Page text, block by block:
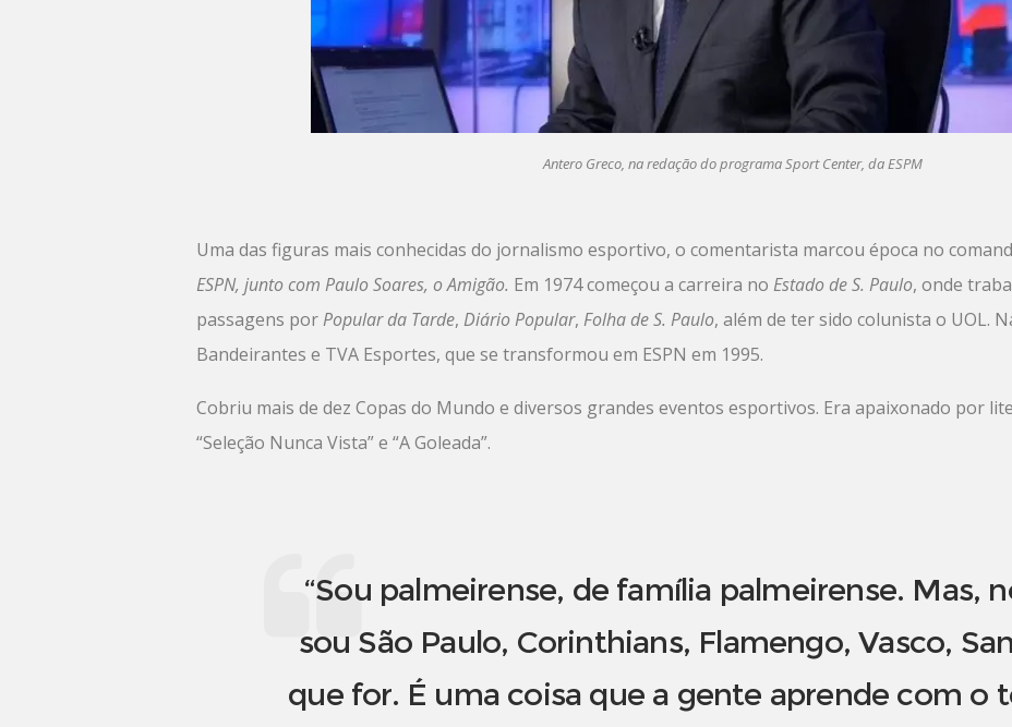
Antero Greco, na redação do programa Sport Center, da ESPM
Uma das figuras mais conhecidas do jornalismo esportivo, o comentarista marcou época no
ESPN,junto com Paulo Soares, o Amigão. Em 1974 começou a carreira noEstado de S. Paulo, onde
passagens porPopular da Tarde,Diário Popular,Folha de S. Paulo, além de ter sido colunista o UOL.
Bandeirantes e TVA Esportes, que se transformou em ESPN em 1995.
Cobriu mais de dez Copas do Mundo e diversos grandes eventos esportivos. Era apaixonado por
“Seleção Nunca Vista” e “A Goleada”.
“Sou palmeirense, de família palmeirense. Mas,
sou São Paulo, Corinthians, Flamengo, Vasco,
que for. É uma coisa que a gente aprende com o